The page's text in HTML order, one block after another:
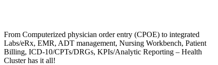
From Computerized physician order entry (CPOE) to integrated
Labs/eRx, EMR, ADT management, Nursing Workbench, Patient
Billing, ICD-10/CPTs/DRGs, KPIs/Analytic Reporting – Health
Cluster has it all!